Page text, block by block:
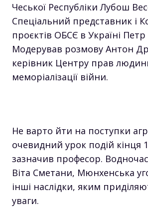
Чеської Республіки Лубош
Спеціальний представник і
проєктів ОБСЄ в Україні
Модерував розмову Антон
керівник Центру прав
меморіалізації війни.
Не варто йти на поступки
очевидний урок подій кінця
зазначив професор.
Віта Сметани, Мюнхенська
інші наслідки, яким
уваги.